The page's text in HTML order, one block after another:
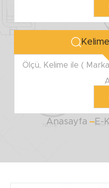
Ölçü, Kelime ile (
Anasayfa E-